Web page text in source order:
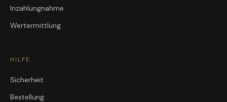
Inzahlungnahme
Wertermittlung
HILFE
Sicherheit
Bestellung